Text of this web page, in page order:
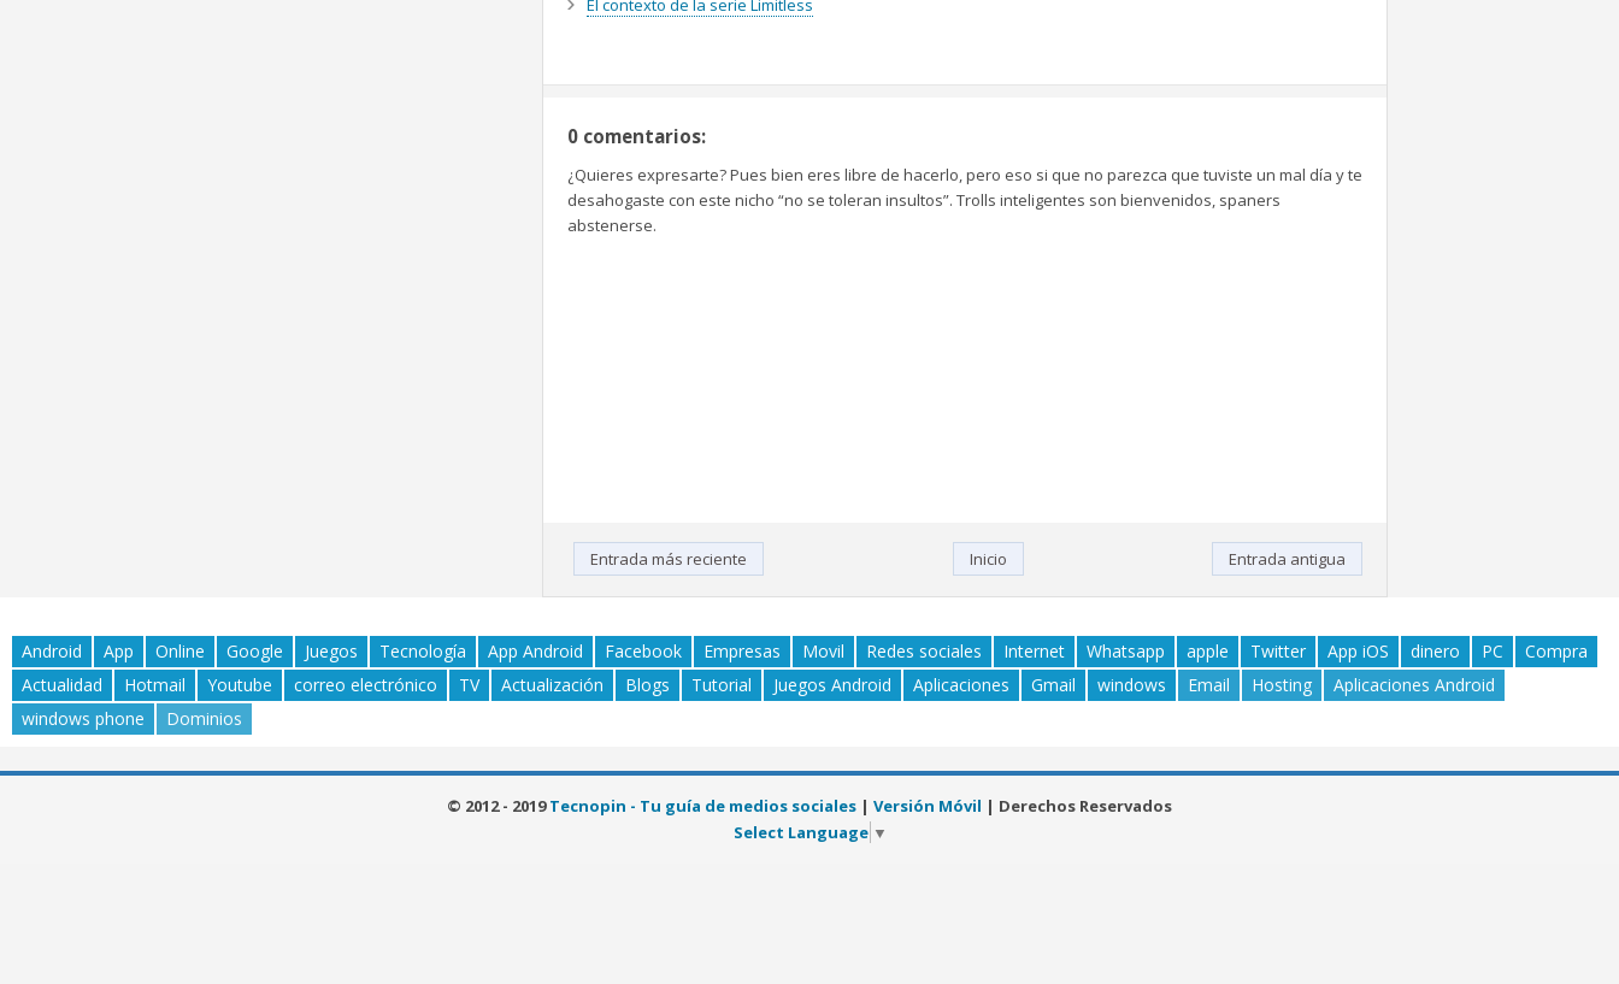
El contexto de la serie Limitless
0 comentarios:
¿Quieres expresarte? Pues bien eres libre de hacerlo, pero eso si que no parezca que tuviste un mal día y te
desahogaste con este nicho “no se toleran insultos”. Trolls inteligentes son bienvenidos, spaners
abstenerse.
Entrada más reciente Entrada antigua
Inicio
Android App Online Google Juegos Tecnología App Android Facebook Empresas Movil Redes sociales Internet Whatsapp apple Twitter App iOS dinero PC
Compra
Actualidad
Hotmail Youtube correo electrónico TV Actualización Blogs Tutorial Juegos Android Aplicaciones Gmail windows Email Hosting
Aplicaciones Android
windows phone
Dominios
© 2012 - 2019Tecnopin - Tu guía de medios sociales | Versión Móvil | Derechos Reservados
Select Language ▼